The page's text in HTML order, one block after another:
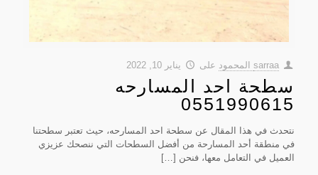
sarraa المحمود على يناير 10, 2022
سطحة احد المسارحه
0551990615
نتحدث في هذا المقال عن سطحة احد المسارحه، حيث تعتبر سطحتنا
في منطقة أحد المسارحة من أفضل السطحات التي ننصحك عزيزي
العميل في التعامل معها، فنحن […]